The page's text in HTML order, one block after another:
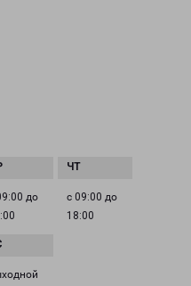
до
с 09:00 до
18:00